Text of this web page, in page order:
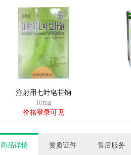
注射用七叶皂苷钠
10mg
价格登录可见
商品详情 资质证件 售后服务